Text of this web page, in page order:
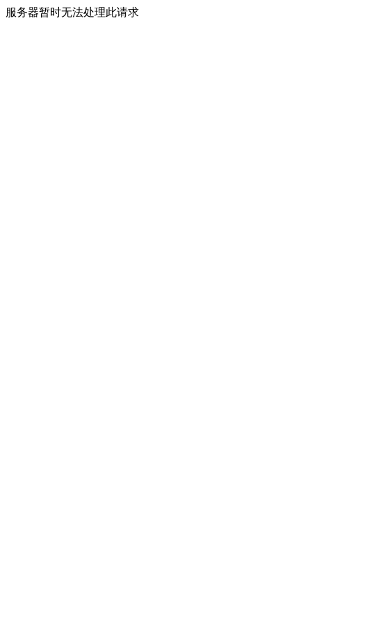
服务器暂时无法处理此请求